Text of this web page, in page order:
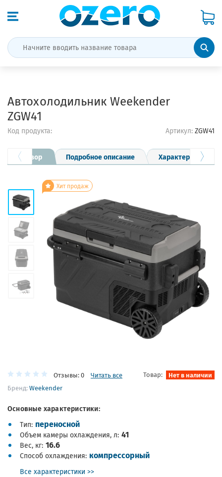
Автохолодильник Weekender
ZGW41
Код продукта: Артикул: ZGW41
Обзор Подробное описание Характеристики
Хит продаж
Отзывы: 0 Читать все Товар: Нет в наличии
Бренд:Weekender
Основные характеристики:
Тип переносной
Объем камеры охлаждения, л 41
Вес, кг 16.6
Способ охлаждения компрессорный
Все характеристики >>